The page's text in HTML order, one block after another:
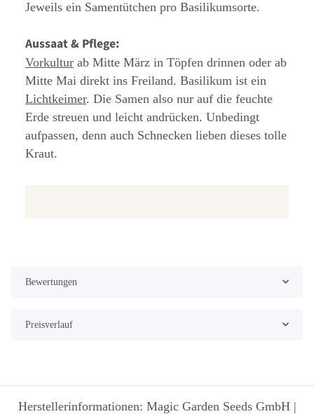
Jeweils ein Samentütchen pro Basilikumsorte.
Aussaat & Pflege:
Vorkultur ab Mitte März in Töpfen drinnen oder ab
Mitte Mai direkt ins Freiland. Basilikum ist ein
Lichtkeimer. Die Samen also nur auf die feuchte
Erde streuen und leicht andrücken. Unbedingt
aufpassen, denn auch Schnecken lieben dieses tolle
Kraut.
Bewertungen
Preisverlauf
Herstellerinformationen: Magic Garden Seeds GmbH |